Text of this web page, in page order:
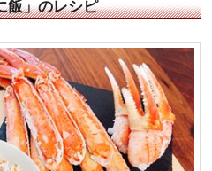
飯」のレシピ